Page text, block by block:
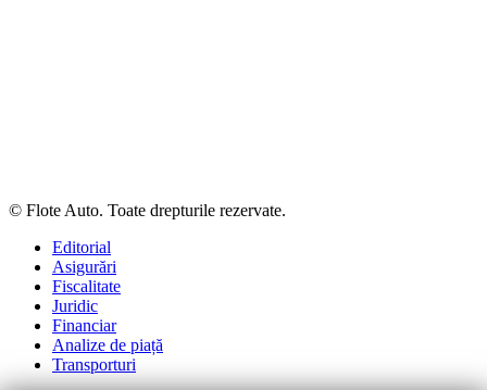
© Flote Auto. Toate drepturile rezervate.
Editorial
Asigurări
Fiscalitate
Juridic
Financiar
Analize de piață
Transporturi